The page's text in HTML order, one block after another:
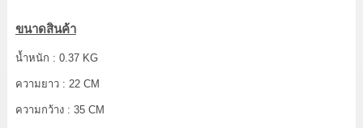
ขนาดสินค้า
น้ำหนัก : 0.37 KG
ความยาว : 22 CM
ความกว้าง : 35 CM